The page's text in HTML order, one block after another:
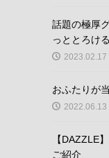
話題の極厚
っととろけ
2023.02.17
おふたりが
2022.06.13
【DAZZLE
ご紹介